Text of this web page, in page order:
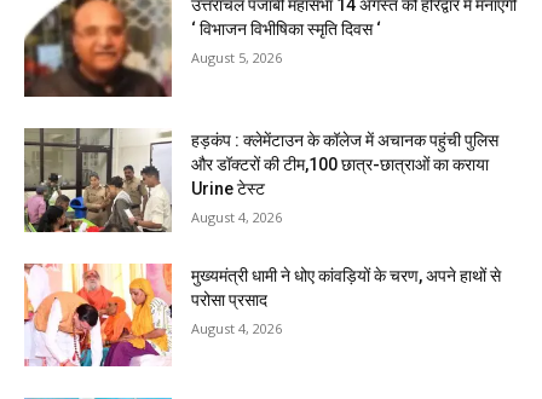
उत्तरांचल पंजाबी महासभा 14 अगस्त को हरिद्वार में मनाएगी
‘ विभाजन विभीषिका स्मृति दिवस ‘
August 5, 2026
हड़कंप : क्लेमेंटाउन के कॉलेज में अचानक पहुंची पुलिस
और डॉक्टरों की टीम,100 छात्र-छात्राओं का कराया
Urine टेस्ट
August 4, 2026
मुख्यमंत्री धामी ने धोए कांवड़ियों के चरण, अपने हाथों से
परोसा प्रसाद
August 4, 2026